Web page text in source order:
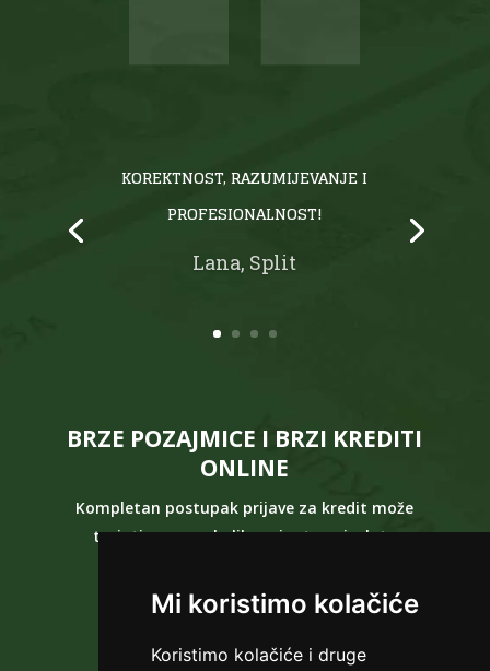
Mi koristimo kolačiće
Koristimo kolačiće i druge
KOREKTNOST, RAZUMIJEVANJE I
PROFESIONALNOST!
Lana, Split
BRZE POZAJMICE I BRZI KREDITI
ONLINE
Kompletan postupak prijave za kredit može
trajati samo nekoliko minuta, a isplata
ZATRAŽI KREDIT